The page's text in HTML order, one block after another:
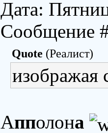
Дата:
Сообщение
Quote (Реалист)
изображая
Апполона